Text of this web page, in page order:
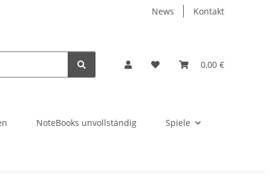
News Kontakt
0,00 €
NoteBooks unvollständig Spiele